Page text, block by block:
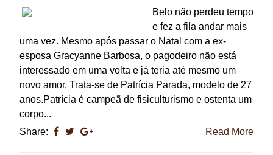
Belo não perdeu tempo
e fez a fila andar mais
uma vez. Mesmo após passar o Natal com a ex-
esposa Gracyanne Barbosa, o pagodeiro não está
interessado em uma volta e já teria até mesmo um
novo amor. Trata-se de Patrícia Parada, modelo de 27
anos.Patrícia é campeã de fisiculturismo e ostenta um
corpo...
Share:
Read More